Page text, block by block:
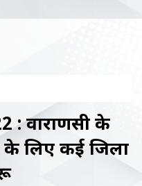
: वाराणसी के
लिए कई जिलों